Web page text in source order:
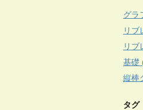
グラ
リブ
リブ
基礎
縦棒
タグ